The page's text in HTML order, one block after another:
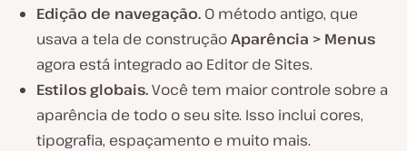
Edição de navegação. O método antigo, que
usava a tela de construçãoAparência > Menus
agora está integrado ao Editor de Sites.
Estilos globais.Você tem maior controle sobre a
aparência de todo o seu site. Isso inclui cores,
tipografia, espaçamento e muito mais.